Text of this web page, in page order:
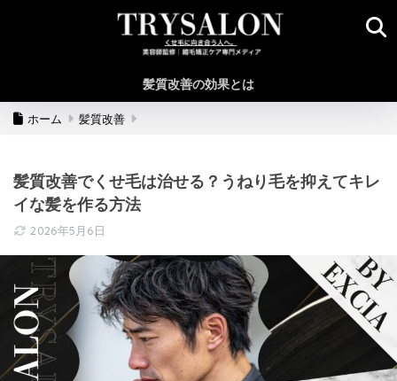
髪質改善の効果とは
ホーム 髪質改善
髪質改善でくせ毛は治せる？うねり毛を抑えてキレ
イな髪を作る方法
2026年5月6日